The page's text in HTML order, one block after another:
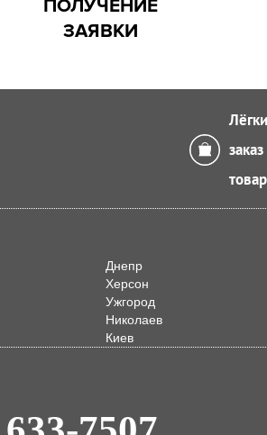
ПОЛУЧЕНИЕ
ЗАЯВКИ
заказ
Днепр
Херсон
Ужгород
Николаев
Киев